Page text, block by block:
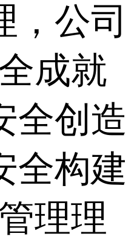
，公司
成就
全创造
全构建
理理